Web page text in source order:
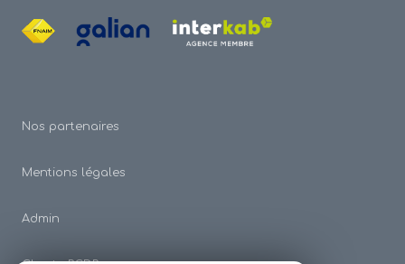
Nos partenaires
Mentions légales
Admin